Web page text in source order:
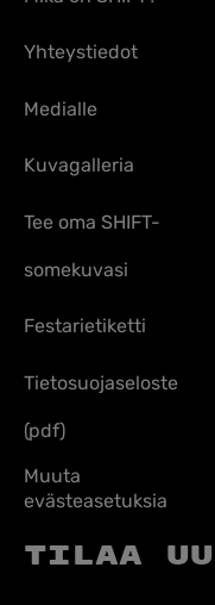
Yhteystiedot
Medialle
Kuvagalleria
Tee oma SHIFT-
somekuvasi
Festarietiketti
Tietosuojaseloste
(pdf)
Muuta
evästeasetuksia
Tilaa